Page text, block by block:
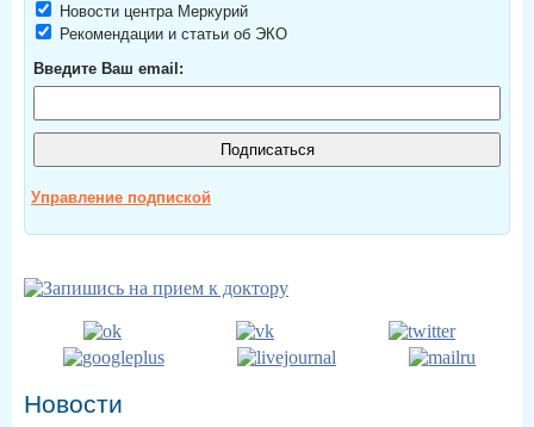
Новости центра Меркурий
Рекомендации и статьи об ЭКО
Введите Ваш email:
Управление подпиской
Новости